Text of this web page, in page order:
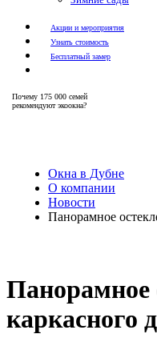
Акции и мероприятия
Узнать стоимость
Бесплатный замер
Почему 175 000 семей
рекомендуют экоокна?
Окна в Дубне
О компании
Новости
Панорамное
Панорамное
каркасного